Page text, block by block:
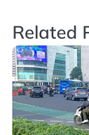
Related